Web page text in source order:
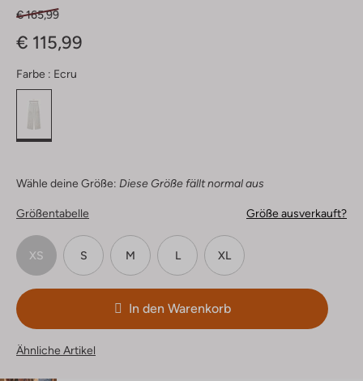
€ 165,99
€ 115,99
Farbe : Ecru
Wähle deine Größe: Diese Größe fällt normal aus
Größentabelle Größe ausverkauft?
XS S M L XL
In den Warenkorb
Ähnliche Artikel